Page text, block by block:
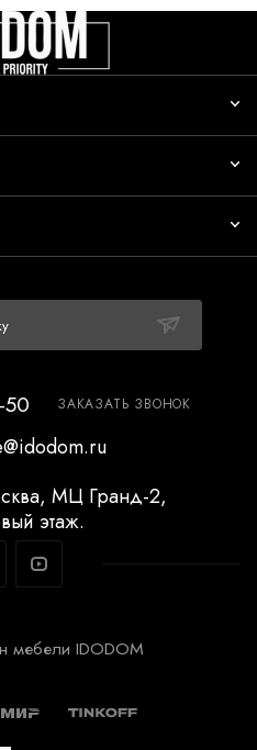
50 ЗАКАЗАТЬ ЗВОНОК
МЦ Гранд-2,
этаж.
мебели IDODOM